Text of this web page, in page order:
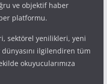
ve objektif haber
platformu.
sektörel yenilikleri, yeni
dünyasını ilgilendiren tüm
okuyucularımıza